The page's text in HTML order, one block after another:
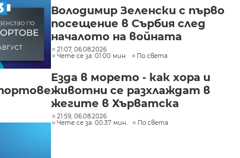
Володимир Зеленски с първо
посещение в Сърбия след
началото на войната
21:07, 06.08.2026
Чете се за: 01:00 мин.
По света
Езда в морето - как хора и
животни се разхлаждат в
жегите в Хърватска
21:59, 06.08.2026
Чете се за: 00:37 мин.
По света